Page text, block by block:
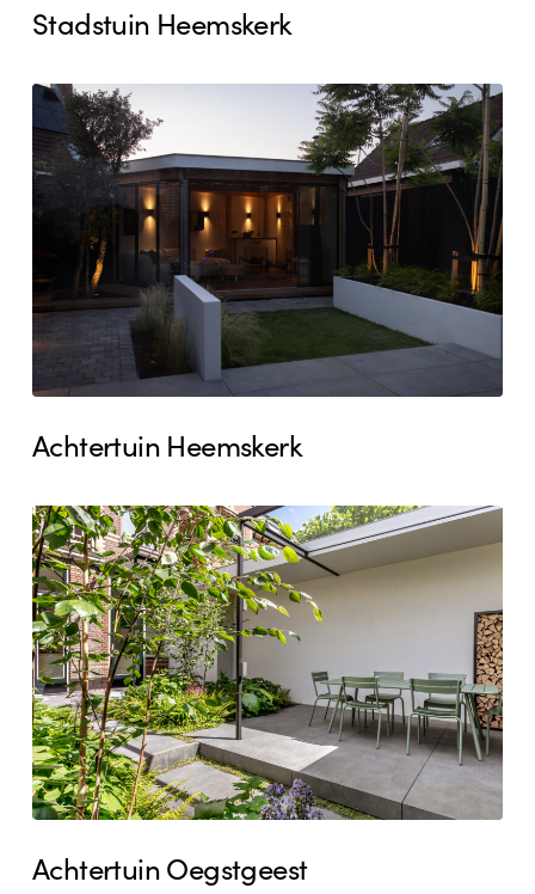
Stadstuin Heemskerk
Achtertuin
Heemskerk
Achtertuin Heemskerk
Achtertuin
Oegstgeest
Achtertuin Oegstgeest